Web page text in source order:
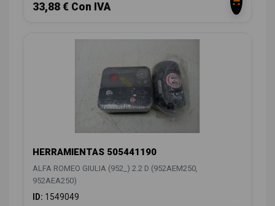
33,88 € Con IVA
HERRAMIENTAS 505441190
ALFA ROMEO GIULIA (952_) 2.2 D (952AEM250,
952AEA250)
ID: 1549049